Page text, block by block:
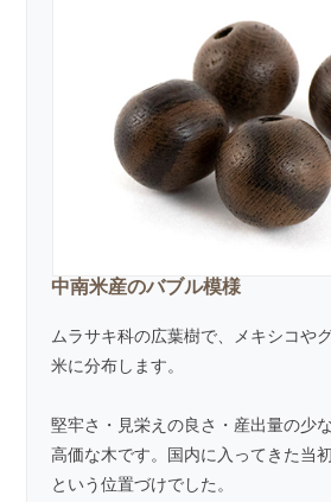
中南米産のバブル模様
ムラサキ科の広葉樹で、メキシコや
米に分布します。
堅牢さ・見栄えの良さ・産出量の少
高価な木です。国内に入ってきた当
という位置づけでした。